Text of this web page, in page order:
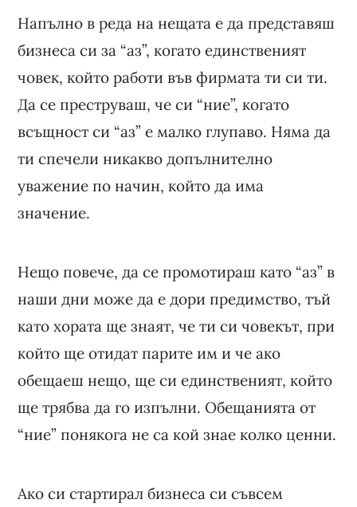
Напълно в реда на нещата е да представяш
бизнеса си за “аз”, когато единственият
човек, който работи във фирмата ти си ти.
Да се преструваш, че си “ние”, когато
всъщност си “аз” е малко глупаво. Няма да
ти спечели никакво допълнително
уважение по начин, който да има
значение.
Нещо повече, да се промотираш като “аз” в
наши дни може да е дори предимство, тъй
като хората ще знаят, че ти си човекът, при
който ще отидат парите им и че ако
обещаеш нещо, ще си единственият, който
ще трябва да го изпълни. Обещанията от
“ние” понякога не са кой знае колко ценни.
Ако си стартирал бизнеса си съвсем